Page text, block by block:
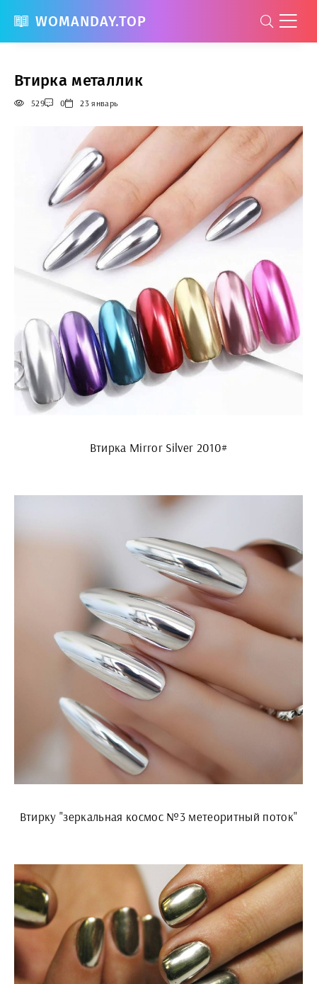
WOMANDAY.TOP
Втирка металлик
529 0 23 январь
Втирка Mirror Silver 2010#
Втирку "зеркальная космос №3 метеоритный поток"